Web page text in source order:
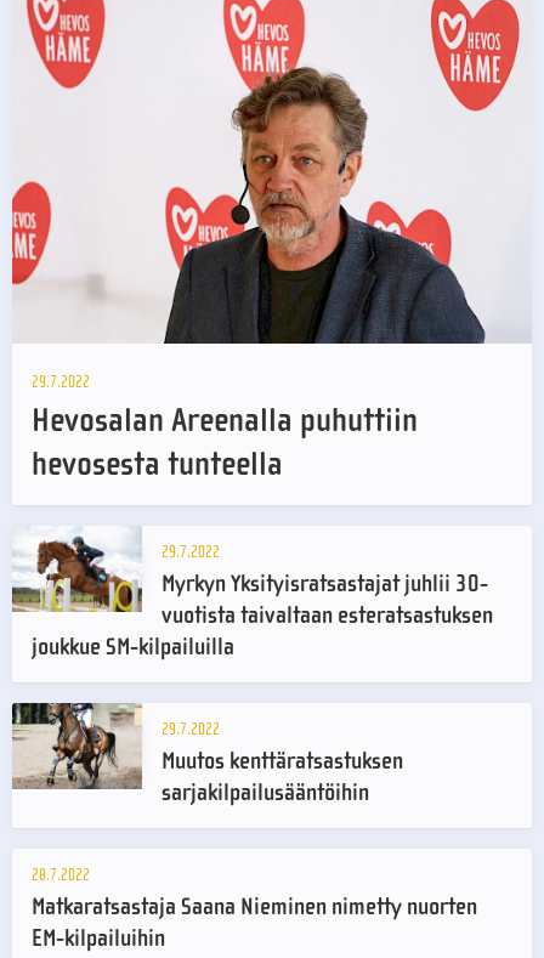
29.7.2022
Hevosalan Areenalla puhuttiin
hevosesta tunteella
29.7.2022
Myrkyn Yksityisratsastajat juhlii 30-
vuotista taivaltaan esteratsastuksen
joukkue SM-kilpailuilla
29.7.2022
Muutos kenttäratsastuksen
sarjakilpailusääntöihin
28.7.2022
Matkaratsastaja Saana Nieminen nimetty nuorten
EM-kilpailuihin